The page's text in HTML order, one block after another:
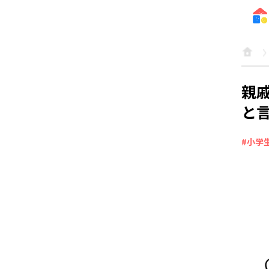
親
と
#小学